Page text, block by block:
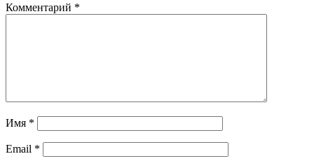
Комментарий *
Имя *
Email *